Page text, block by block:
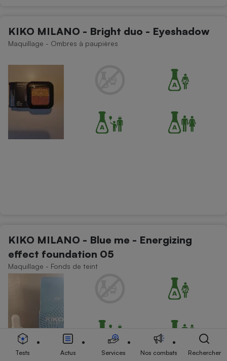
KIKO MILANO - Bright duo - Eyeshadow
Maquillage - Ombres à paupières
KIKO MILANO - Blue me - Energizing
effect foundation 05
Maquillage - Fonds de teint
Tests Actus Services Nos combats Rechercher